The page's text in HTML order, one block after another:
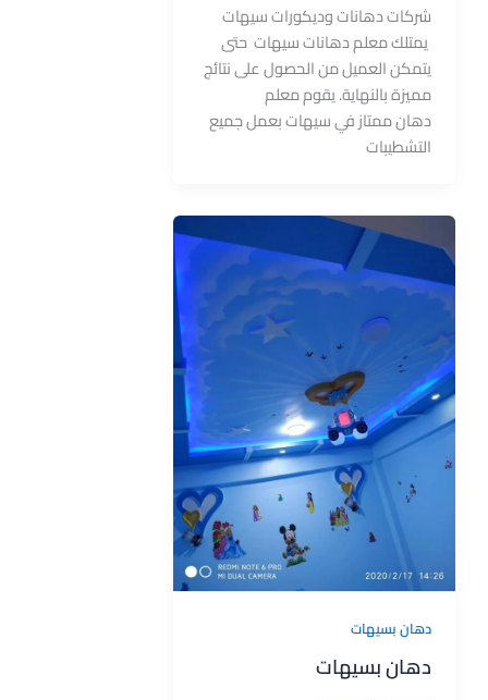
شركات دهانات وديكورات سيهات
يمتلك معلم دهانات سيهات حتى
يتمكن العميل من الحصول على نتائج
مميزة بالنهاية. يقوم معلم
دهان ممتاز في سيهات بعمل جميع
التشطيبات
دهان بسيهات
دهان بسيهات